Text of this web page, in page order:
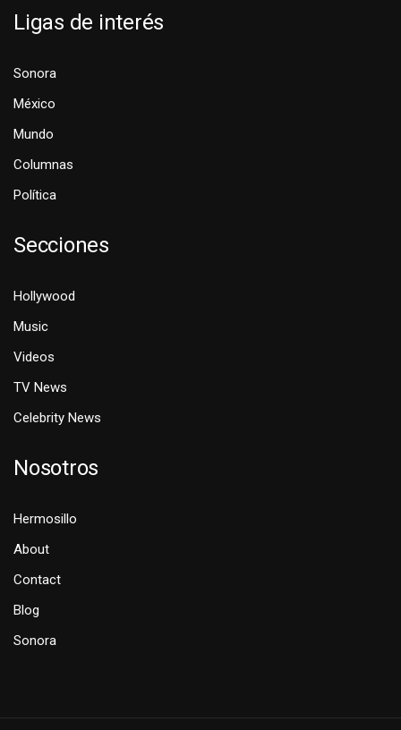
Ligas de interés
Sonora
México
Mundo
Columnas
Política
Secciones
Hollywood
Music
Videos
TV News
Celebrity News
Nosotros
Hermosillo
About
Contact
Blog
Sonora